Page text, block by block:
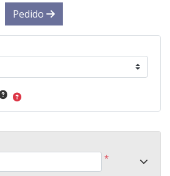
Pedido
*